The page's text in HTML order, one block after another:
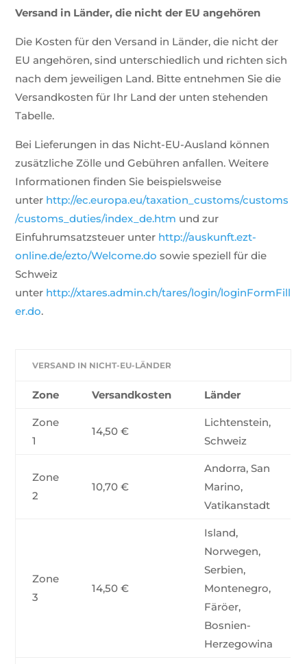
Versand in Länder, die nicht der EU angehören
Die Kosten für den Versand in Länder, die nicht der
EU angehören, sind unterschiedlich und richten sich
nach dem jeweiligen Land. Bitte entnehmen Sie die
Versandkosten für Ihr Land der unten stehenden
Tabelle.
Bei Lieferungen in das Nicht-EU-Ausland können
zusätzliche Zölle und Gebühren anfallen. Weitere
Informationen finden Sie beispielsweise
unter http://ec.europa.eu/taxation_customs/customs
/customs_duties/index_de.htm und zur
Einfuhrumsatzsteuer unter http://auskunft.ezt-
online.de/ezto/Welcome.do sowie speziell für die
Schweiz
unter http://xtares.admin.ch/tares/login/loginFormFill
er.do.
VERSAND IN NICHT-EU-LÄNDER
Zone Versandkosten Länder
Zone
1
14,50 €
Lichtenstein,
Schweiz
Zone
2
10,70 €
Andorra, San
Marino,
Vatikanstadt
Zone
3
14,50 €
Island,
Norwegen,
Serbien,
Montenegro,
Färöer,
Bosnien-
Herzegowina